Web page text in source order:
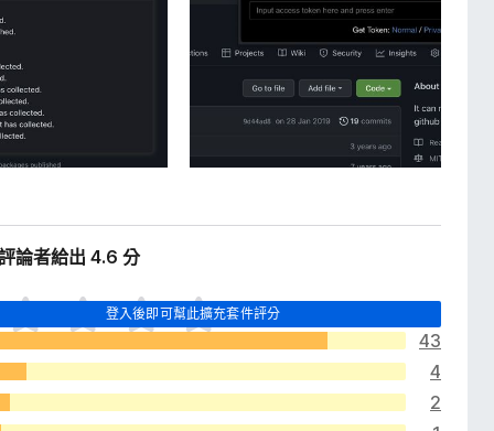
論者給出 4.6 分
登入後即可幫此擴充套件評分
43
4
2